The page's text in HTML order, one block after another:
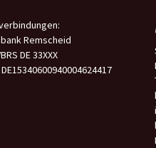
Remscheid
DE 33XXX
DE15340600940004624417